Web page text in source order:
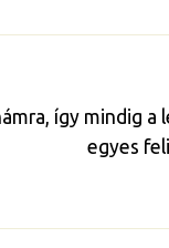
így mindig
egyes